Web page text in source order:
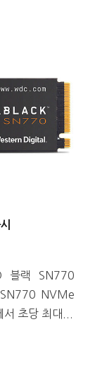
블랙 SN770
NVMe
초당 최대...